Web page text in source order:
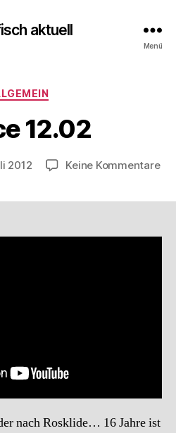
aktuell
Menü
Kategorien
12.02
2012 Keine Kommentarezu
nach Rosklide… 16 Jahre ist